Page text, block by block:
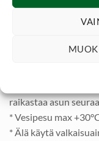
* Miellyttävän
* Materiaali: 90%
raikastaa asun
* Vesipesu max
* Älä käytä